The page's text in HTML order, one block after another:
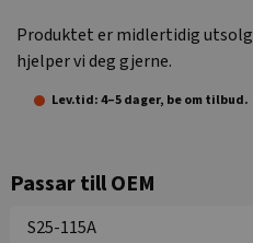
Produktet er midlertidig
hjelper vi deg gjerne.
Lev.tid: 4–5 dager, be om tilbud.
Passar till OEM
S25-115A